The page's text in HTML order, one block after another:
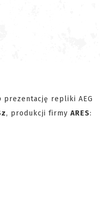
prezentację repliki AEG
, produkcji firmy ARES: